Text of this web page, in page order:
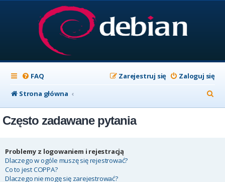
FAQ Zaloguj się
Zarejestruj się
Strona główna
z
Często zadawane pytania
Problemy z logowaniem i rejestracją
Dlaczego w ogóle muszę się rejestrować?
Co to jest COPPA?
Dlaczego nie mogę się zarejestrować?